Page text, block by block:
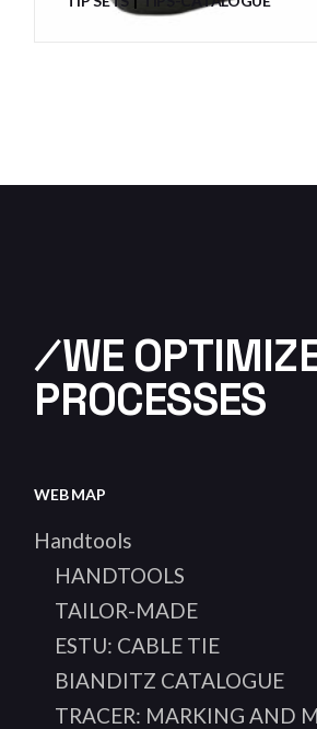
⁄WE
PROCESSES
WEB MAP
Handtools
HANDTOOLS
TAILOR-MADE
ESTU: CABLE TIE
BIANDITZ CATALOGUE
TRACER: MARKING AND